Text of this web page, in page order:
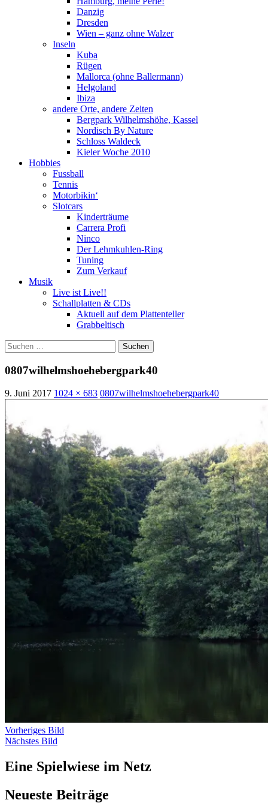
Danzig
Dresden
Wien – ganz ohne Walzer
Inseln
Kuba
Rügen
Mallorca (ohne Ballermann)
Helgoland
Ibiza
andere Orte, andere Zeiten
Bergpark Wilhelmshöhe, Kassel
Nordisch By Nature
Schloss Waldeck
Kieler Woche 2010
Hobbies
Fussball
Tennis
Motorbikin‘
Slotcars
Kinderträume
Carrera Profi
Ninco
Der Lehmkuhlen-Ring
Tuning
Zum Verkauf
Musik
Live ist Live!!
Schallplatten & CDs
Aktuell auf dem Plattenteller
Grabbeltisch
Suchen
nach:
0807wilhelmshoehebergpark40
9. Juni 2017 1024 × 683 0807wilhelmshoehebergpark40
Vorheriges Bild
Nächstes Bild
Eine Spielwiese im Netz
Neueste Beiträge